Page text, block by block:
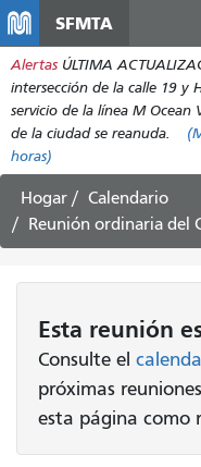
SFMTA
Alertas ÚLTIMA
intersección de la calle 19 y
servicio de la línea M
de la ciudad se reanuda.
horas)
Hogar
Calendario
Reunión ordinaria del Comité de
Esta reunión
Consulte el
próximas
esta página como